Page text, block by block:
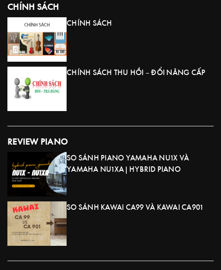
CHÍNH SÁCH
CHÍNH SÁCH
CHÍNH SÁCH THU HỒI – ĐỔI NÂNG CẤP
REVIEW PIANO
SO SÁNH PIANO YAMAHA NU1X VÀ
YAMAHA NU1XA | HYBRID PIANO
SO SÁNH KAWAI CA99 VÀ KAWAI CA901